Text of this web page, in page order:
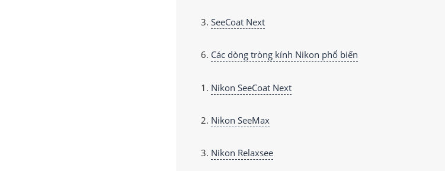
SeeCoat Next
Các dòng tròng kính Nikon phổ biến
Nikon SeeCoat Next
Nikon SeeMax
Nikon Relaxsee